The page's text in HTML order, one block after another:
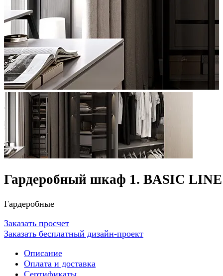
Гардеробный шкаф 1. BASIC LINE
Гардеробные
Заказать просчет
Заказать бесплатный дизайн-проект
Описание
Оплата и доставка
Сертификаты